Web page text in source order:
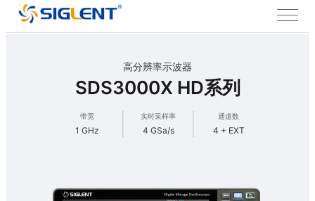
高分辨率示波器
SDS3000X HD系列
带宽
1 GHz
实时采样率
4 GSa/s
通道数
4 + EXT